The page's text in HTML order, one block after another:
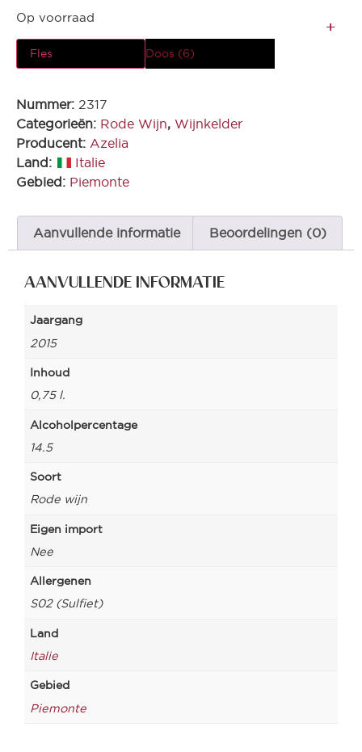
Op voorraad
Fles Doos (6)
Nummer: 2317
Categorieën: Rode Wijn, Wijnkelder
Producent: Azelia
Land:
Italie
Gebied: Piemonte
Aanvullende informatie Beoordelingen (0)
AANVULLENDE INFORMATIE
Jaargang
2015
Inhoud
0,75 l.
Alcoholpercentage
14.5
Soort
Rode wijn
Eigen import
Nee
Allergenen
S02 (Sulfiet)
Land
Italie
Gebied
Piemonte